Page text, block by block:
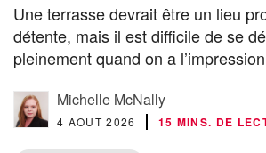
Une terrasse devrait être un lieu
détente, mais il est difficile de se
pleinement quand on a
Michelle McNally
4 AOÛT 2026 15 MINS. DE